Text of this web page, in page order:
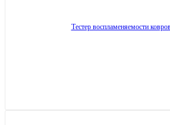
Тестер воспламеняемости